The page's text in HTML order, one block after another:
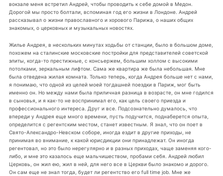
вокзале меня встретил Андрей, чтобы проводить к себе домой в Медон.
Дорогой мы просто болтали, вспоминая год его жизни в Лондоне. Андрей
рассказывал о жизни православного и хорового Парижа, о наших общих
знакомых, о церковных и музыкальных новостях.
Жилье Андрея, в нескольких минутах ходьбы от станции, было в большом доме,
похожем на сталинские московские постройки для представителей советской
элиты, когда-то престижные, с консьержем, большим холлом с высокими
потолками, зеркальным лифтом. Сама же квартира же была небольшая. Мне
была отведена жилая комната. Только теперь, когда Андрея больше нет с нами,
я понимаю, что одной из целей моей тогдашней поездки в Париж, мог быть
именно он. Но между нами была приличная разница в возрасте, он мне годился
в сыновья, и я как-то не воспринимал его, как цель своего приезда и
профессионального интереса. Друг и все. Подсознательно думалось, что
впереди у Андрея еще много времени, пусть подучится, поднаберется опыта,
определится с регентским местом, станет известным. Я знал, что он поет в
Свято-Александро-Невском соборе, иногда ездит в другие приходы, не
принимая во внимание, к какой юрисдикции они принадлежат. Он иногда
регентовал, но это было нерегулярно и в разных приходах, чаще заменяя кого-
либо, и мне это казалось еще мальчишеством, пробами себя. Андрей любил
Церковь, он жил ею, жил в ней, для него все в Церкви было знакомо и дорого.
Он сам еще не знал тогда, будет ли регентство его full time job. Мне же